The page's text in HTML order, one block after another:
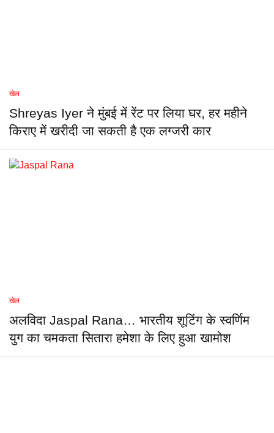
खेल
Shreyas Iyer ने मुंबई में रेंट पर लिया घर, हर महीने
किराए में खरीदी जा सकती है एक लग्जरी कार
खेल
अलविदा Jaspal Rana… भारतीय शूटिंग के स्वर्णिम
युग का चमकता सितारा हमेशा के लिए हुआ खामोश